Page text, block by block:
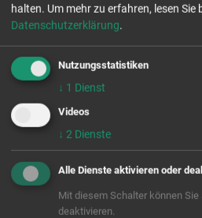
Parallel zu den Kindertrainings
pädagogischen Fachkräfte der
das Team von Couragierte
Bedarf können sich die
Themen wie
Vielfalt weiterbilden. So können
des Berufsalltags nachhaltig
„Ich erlebe die Zusammenarbeit
und förderlich für unsere Kinder
antwortet eine KiTa-Leitung auf
halten. Um mehr zu erfahren, lesen Sie
Datenschutzerklärung.
Nutzungsstatistiken
↓ 1 Dienst
Videos
↓ 2 Dienste
Alle Dienste aktivieren oder
Mit diesem Schalter können
deaktivieren.